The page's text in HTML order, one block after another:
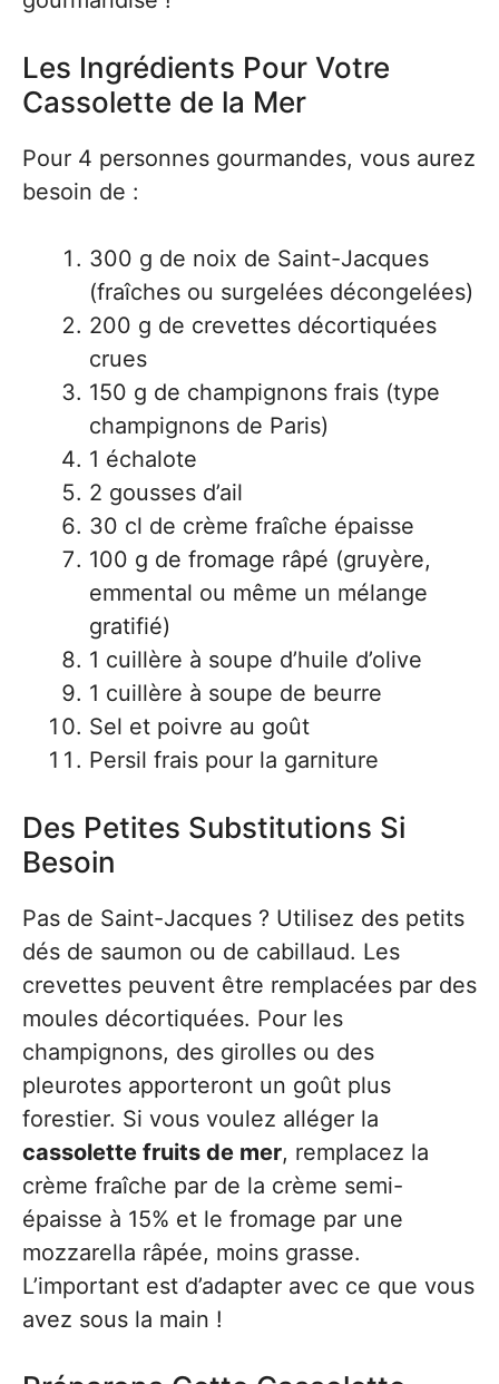
Les Ingrédients Pour Votre
Cassolette de la Mer
Pour 4 personnes gourmandes, vous aurez
besoin de :
300 g de noix de Saint-Jacques
(fraîches ou surgelées décongelées)
200 g de crevettes décortiquées
crues
150 g de champignons frais (type
champignons de Paris)
1 échalote
2 gousses d’ail
30 cl de crème fraîche épaisse
100 g de fromage râpé (gruyère,
emmental ou même un mélange
gratifié)
1 cuillère à soupe d’huile d’olive
1 cuillère à soupe de beurre
Sel et poivre au goût
Persil frais pour la garniture
Des Petites Substitutions Si
Besoin
Pas de Saint-Jacques ? Utilisez des petits
dés de saumon ou de cabillaud. Les
crevettes peuvent être remplacées par des
moules décortiquées. Pour les
champignons, des girolles ou des
pleurotes apporteront un goût plus
forestier. Si vous voulez alléger la
cassolette fruits de mer, remplacez la
crème fraîche par de la crème semi-
épaisse à 15% et le fromage par une
mozzarella râpée, moins grasse.
L’important est d’adapter avec ce que vous
avez sous la main !